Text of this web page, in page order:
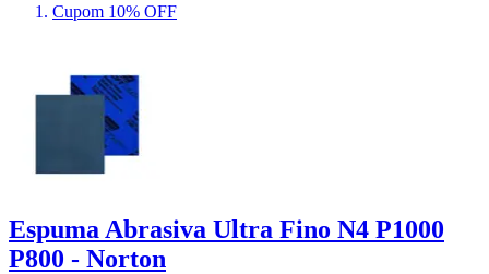
Cupom 10% OFF
Espuma Abrasiva Ultra Fino N4 P1000
P800 - Norton